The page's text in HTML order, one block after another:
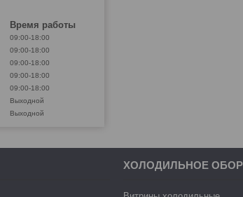
Время работы
09:00-18:00
09:00-18:00
09:00-18:00
09:00-18:00
09:00-18:00
Выходной
Выходной
ХОЛОДИЛЬНОЕ